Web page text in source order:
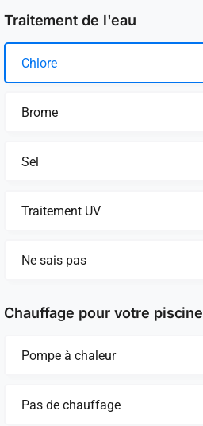
Traitement de l'eau
Chlore
Brome
Sel
Traitement UV
Ne sais pas
Chauffage pour votre piscine
Pompe à chaleur
Pas de chauffage